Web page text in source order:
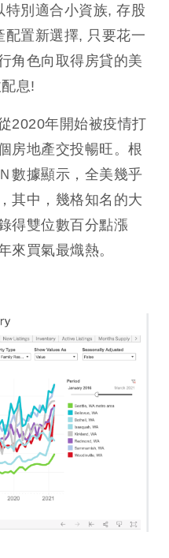
別適合小資族, 存股
置新選擇, 只要花一
角色向取得房貸的美
息!
2020年開始被疫情打
房地產交投暢旺。根
數據顯示，全美幾乎
其中，幾格知名的大
得雙位數百分點漲
來買氣最熾熱。